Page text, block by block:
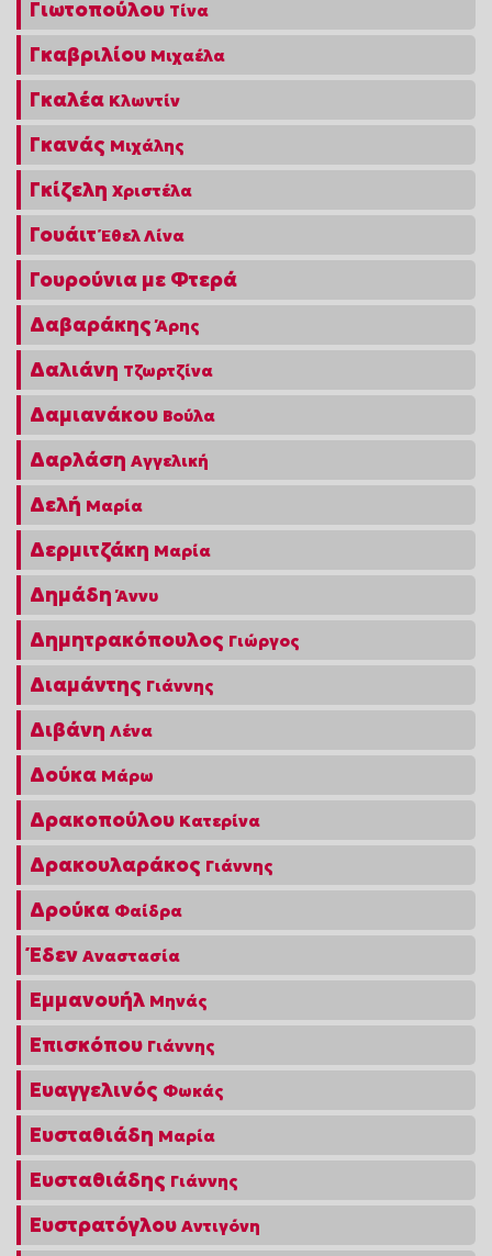
Γιωτοπούλου Τίνα
Γκαβριλίου Μιχαέλα
Γκαλέα Κλωντίν
Γκανάς Μιχάλης
Γκίζελη Χριστέλα
Γουάιτ Έθελ Λίνα
Γουρούνια με Φτερά
Δαβαράκης Άρης
Δαλιάνη Τζωρτζίνα
Δαμιανάκου Βούλα
Δαρλάση Αγγελική
Δελή Μαρία
Δερμιτζάκη Μαρία
Δημάδη Άννυ
Δημητρακόπουλος Γιώργος
Διαμάντης Γιάννης
Διβάνη Λένα
Δούκα Μάρω
Δρακοπούλου Κατερίνα
Δρακουλαράκος Γιάννης
Δρούκα Φαίδρα
Έδεν Αναστασία
Εμμανουήλ Μηνάς
Επισκόπου Γιάννης
Ευαγγελινός Φωκάς
Ευσταθιάδη Μαρία
Ευσταθιάδης Γιάννης
Ευστρατόγλου Αντιγόνη